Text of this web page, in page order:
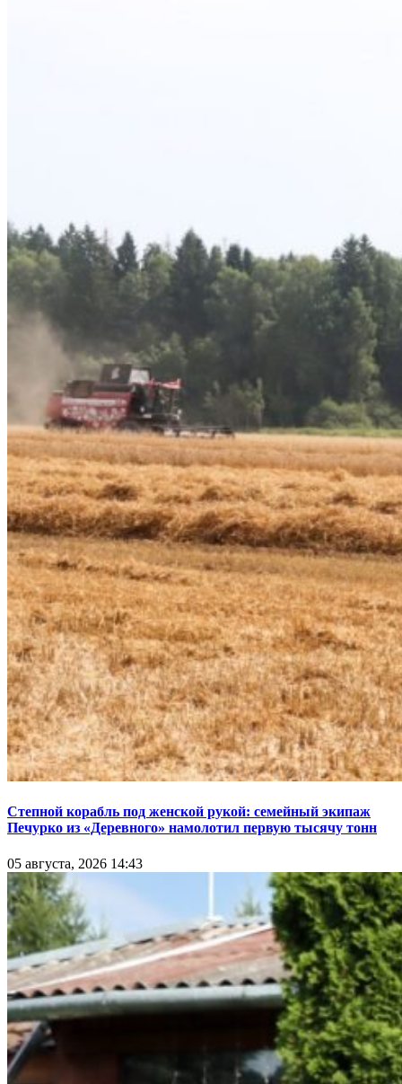
Степной корабль под женской рукой: семейный экипаж
Печурко из «Деревного» намолотил первую тысячу тонн
05 августа, 2026 14:43